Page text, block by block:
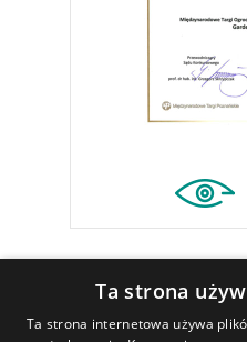
Ta strona
Ta strona internetowa używa